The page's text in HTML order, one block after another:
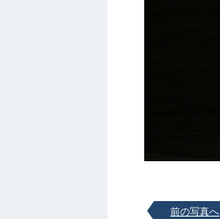
前の写真へ